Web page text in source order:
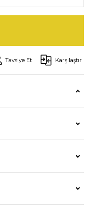
Tavsiye Et Karşılaştır